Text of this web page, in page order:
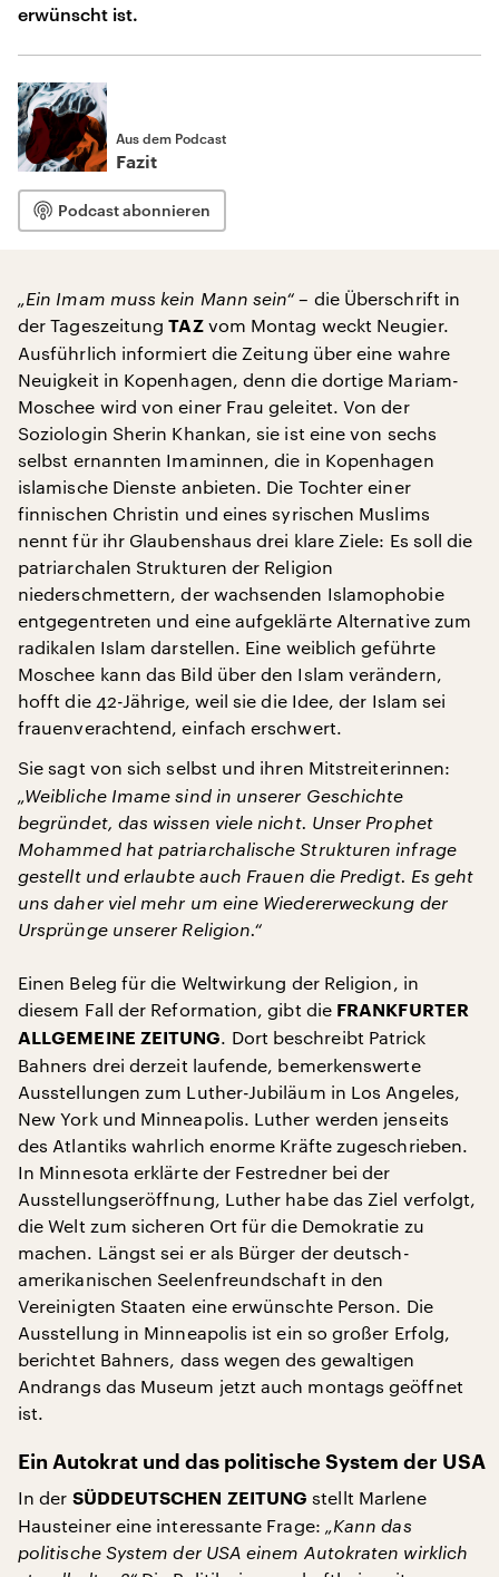
erwünscht ist.
Aus dem Podcast
Fazit
Podcast abonnieren
„Ein Imam muss kein Mann sein“ – die Überschrift in
der TageszeitungTAZvom Montag weckt Neugier.
Ausführlich informiert die Zeitung über eine wahre
Neuigkeit in Kopenhagen, denn die dortige Mariam-
Moschee wird von einer Frau geleitet. Von der
Soziologin Sherin Khankan, sie ist eine von sechs
selbst ernannten Imaminnen, die in Kopenhagen
islamische Dienste anbieten. Die Tochter einer
finnischen Christin und eines syrischen Muslims
nennt für ihr Glaubenshaus drei klare Ziele: Es soll die
patriarchalen Strukturen der Religion
niederschmettern, der wachsenden Islamophobie
entgegentreten und eine aufgeklärte Alternative zum
radikalen Islam darstellen. Eine weiblich geführte
Moschee kann das Bild über den Islam verändern,
hofft die 42-Jährige, weil sie die Idee, der Islam sei
frauenverachtend, einfach erschwert.
Sie sagt von sich selbst und ihren Mitstreiterinnen:
„Weibliche Imame sind in unserer Geschichte
begründet, das wissen viele nicht. Unser Prophet
Mohammed hat patriarchalische Strukturen infrage
gestellt und erlaubte auch Frauen die Predigt. Es geht
uns daher viel mehr um eine Wiedererweckung der
Ursprünge unserer Religion.“
Einen Beleg für die Weltwirkung der Religion, in
diesem Fall der Reformation, gibt die FRANKFURTER
ALLGEMEINE ZEITUNG. Dort beschreibt Patrick
Bahners drei derzeit laufende, bemerkenswerte
Ausstellungen zum Luther-Jubiläum in Los Angeles,
New York und Minneapolis. Luther werden jenseits
des Atlantiks wahrlich enorme Kräfte zugeschrieben.
In Minnesota erklärte der Festredner bei der
Ausstellungseröffnung, Luther habe das Ziel verfolgt,
die Welt zum sicheren Ort für die Demokratie zu
machen. Längst sei er als Bürger der deutsch-
amerikanischen Seelenfreundschaft in den
Vereinigten Staaten eine erwünschte Person. Die
Ausstellung in Minneapolis ist ein so großer Erfolg,
berichtet Bahners, dass wegen des gewaltigen
Andrangs das Museum jetzt auch montags geöffnet
ist.
Ein Autokrat und das politische System der USA
In der SÜDDEUTSCHEN ZEITUNG stellt Marlene
Hausteiner eine interessante Frage: „Kann das
politische System der USA einem Autokraten wirklich